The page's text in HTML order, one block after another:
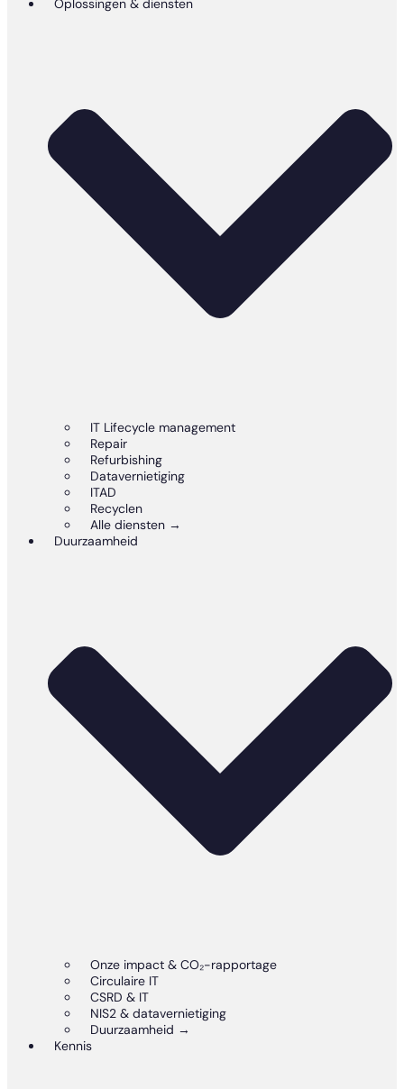
Oplossingen & diensten
IT Lifecycle management
Repair
Refurbishing
Datavernietiging
ITAD
Recyclen
Alle diensten →
Duurzaamheid
Onze impact & CO₂-rapportage
Circulaire IT
CSRD & IT
NIS2 & datavernietiging
Duurzaamheid →
Kennis